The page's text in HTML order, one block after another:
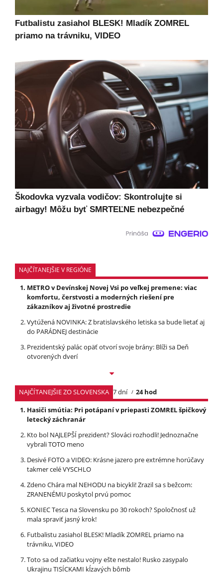
Futbalistu zasiahol BLESK! Mladík ZOMREL
priamo na trávniku, VIDEO
Škodovka vyzvala vodičov: Skontrolujte si
airbagy! Môžu byť SMRTEĽNE nebezpečné
NAJČÍTANEJŠIE V REGIÓNE
METRO v Devínskej Novej Vsi po veľkej premene: viac
komfortu, čerstvosti a moderných riešení pre
zákazníkov aj životné prostredie
Vytúžená NOVINKA: Z bratislavského letiska sa bude lietať aj
do PARÁDNEJ destinácie
Prezidentský palác opäť otvorí svoje brány: Blíži sa Deň
otvorených dverí
NAJČÍTANEJŠIE ZO SLOVENSKA 7 dní
24 hod
Hasiči smútia: Pri potápaní v priepasti ZOMREL špičkový
letecký záchranár
Kto bol NAJLEPŠÍ prezident? Slováci rozhodli! Jednoznačne
vybrali TOTO meno
Desivé FOTO a VIDEO: Krásne jazero pre extrémne horúčavy
takmer celé VYSCHLO
Zdeno Chára mal NEHODU na bicykli! Zrazil sa s bežcom:
ZRANENÉMU poskytol prvú pomoc
KONIEC Tesca na Slovensku po 30 rokoch? Spoločnosť už
mala spraviť jasný krok!
Futbalistu zasiahol BLESK! Mladík ZOMREL priamo na
trávniku, VIDEO
Toto sa od začiatku vojny ešte nestalo! Rusko zasypalo
Ukrajinu TISÍCKAMI kĺzavých bômb